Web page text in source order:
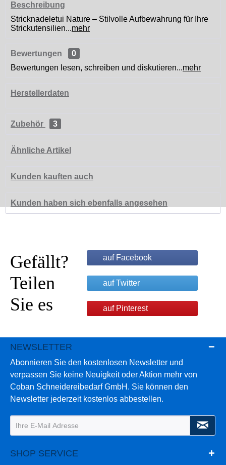
Beschreibung
Stricknadeletui Nature – Stilvolle Aufbewahrung für Ihre
Strickutensilien...mehr
Bewertungen
0
Bewertungen lesen, schreiben und diskutieren...mehr
Herstellerdaten
Zubehör 3
Ähnliche Artikel
Kunden kauften auch
Kunden haben sich ebenfalls angesehen
Gefällt?
Teilen
Sie es
auf Facebook
auf Twitter
auf Pinterest
NEWSLETTER
Abonnieren Sie den kostenlosen Newsletter und
verpassen Sie keine Neuigkeit oder Aktion mehr von
Coban Schneidereibedarf GmbH. Sie können den
Newsletter jederzeit kostenlos abbestellen.
SHOP SERVICE